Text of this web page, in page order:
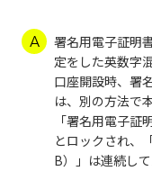
署名用電子証明
定をした英数字
口座開設時、署
は、別の方法で
「署名用電子
とロックされ、
B）」は連続し